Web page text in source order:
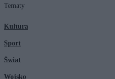
Tematy
Kultura
Sport
Świat
Wojsko